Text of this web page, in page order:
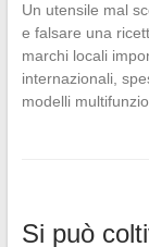
Un utensile mal
e falsare una
marchi locali
internazionali,
modelli
Si può